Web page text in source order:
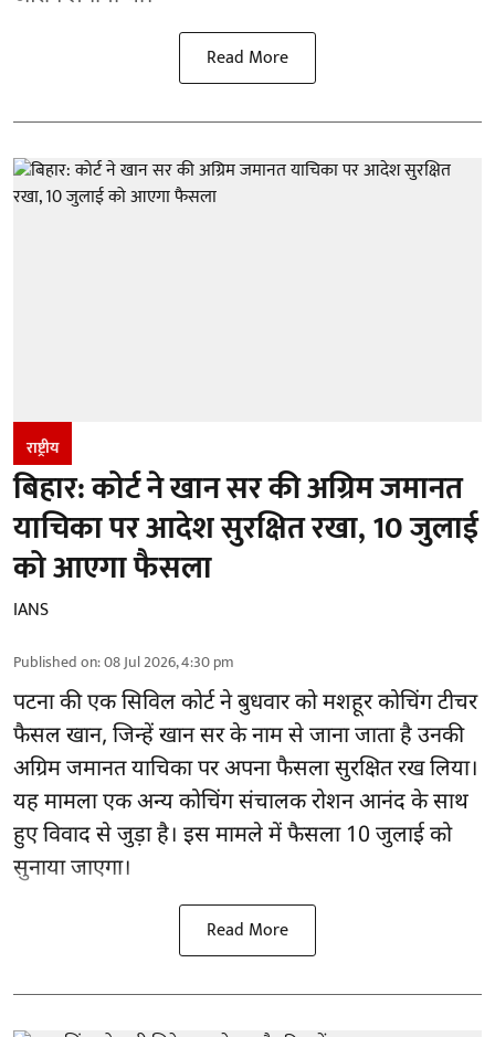
Read More
राष्ट्रीय
बिहार: कोर्ट ने खान सर की अग्रिम जमानत
याचिका पर आदेश सुरक्षित रखा, 10 जुलाई
को आएगा फैसला
IANS
Published on:08 Jul 2026, 4:30 pm
पटना की एक सिविल कोर्ट ने बुधवार को मशहूर कोचिंग टीचर
फैसल खान, जिन्हें खान सर के नाम से जाना जाता है उनकी
अग्रिम जमानत याचिका पर अपना फैसला सुरक्षित रख लिया।
यह मामला एक अन्य कोचिंग संचालक रोशन आनंद के साथ
हुए विवाद से जुड़ा है। इस मामले में फैसला 10 जुलाई को
सुनाया जाएगा।
Read More